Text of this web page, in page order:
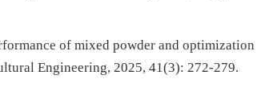
of mixed powder and optimization
Engineering, 2025, 41(3): 272-279.